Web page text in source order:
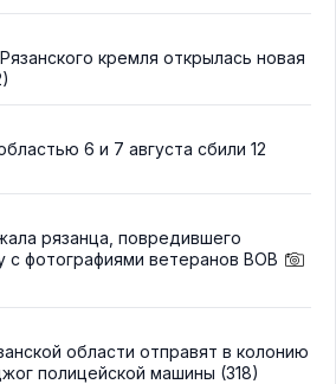
кремля открылась новая
6 и 7 августа сбили 12
рязанца, повредившего
с фотографиями ветеранов ВОВ
области отправят в колонию
полицейской машины (318)